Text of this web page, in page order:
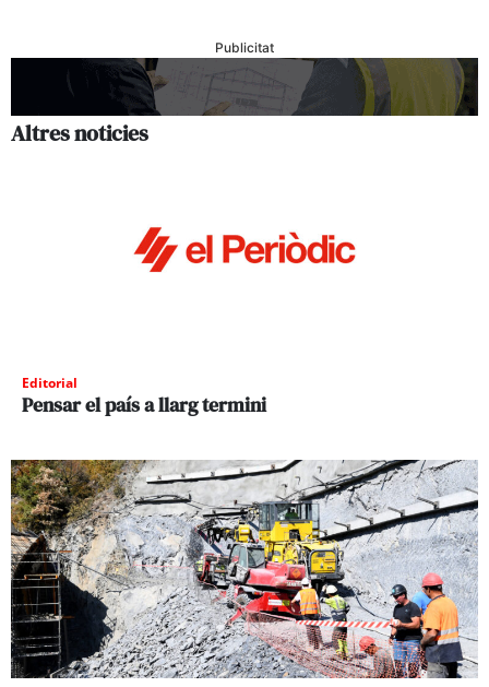
Publicitat
Altres noticies
Editorial
Pensar el país a llarg termini